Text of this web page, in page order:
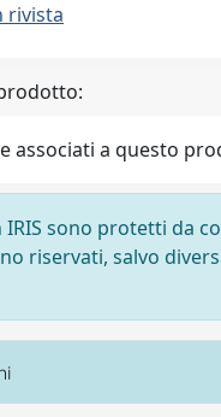
rivista
associati a questo
sono protetti da
riservati, salvo